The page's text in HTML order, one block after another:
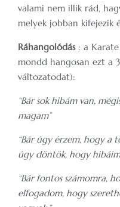
valami nem illik rád,
melyek jobban kifejezik
Ráhangolódás : a
mondd hangosan ezt a
változatodat):
“Bár sok hibám van,
magam”
“Bár úgy érzem, hogy a
úgy döntök, hogy
“Bár fontos számomra,
elfogadom, hogy